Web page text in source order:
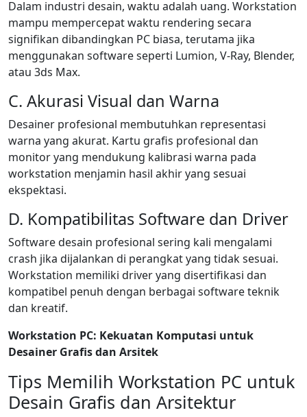
Dalam industri desain, waktu adalah uang. Workstation
mampu mempercepat waktu rendering secara
signifikan dibandingkan PC biasa, terutama jika
menggunakan software seperti Lumion, V-Ray, Blender,
atau 3ds Max.
C. Akurasi Visual dan Warna
Desainer profesional membutuhkan representasi
warna yang akurat. Kartu grafis profesional dan
monitor yang mendukung kalibrasi warna pada
workstation menjamin hasil akhir yang sesuai
ekspektasi.
D. Kompatibilitas Software dan Driver
Software desain profesional sering kali mengalami
crash jika dijalankan di perangkat yang tidak sesuai.
Workstation memiliki driver yang disertifikasi dan
kompatibel penuh dengan berbagai software teknik
dan kreatif.
Workstation PC: Kekuatan Komputasi untuk
Desainer Grafis dan Arsitek
Tips Memilih Workstation PC untuk
Desain Grafis dan Arsitektur